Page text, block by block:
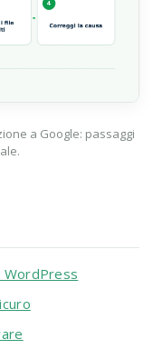
a Google: passaggi
WordPress